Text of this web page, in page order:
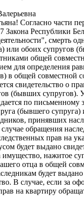
Согласно части
Закона Республики
смерть
или обоих супругов
общей
для определения
в общей совместной
свидетельство о
(бывших супругов).
по письменному
(бывшего супруга)
принявших
обращения
прав на
будет выдано
имущество, нажитое
отца в общей
будет выдано
В случае, если за
на квартиру